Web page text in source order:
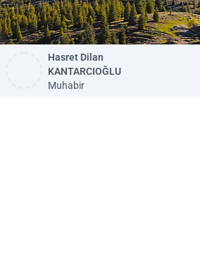
Hasret Dilan
KANTARCIOĞLU
Muhabir